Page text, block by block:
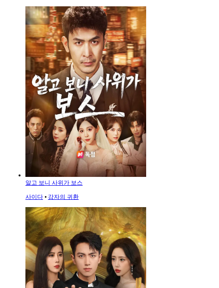
알고 보니 사위가 보스
사이다 ⦁ 강자의 귀환